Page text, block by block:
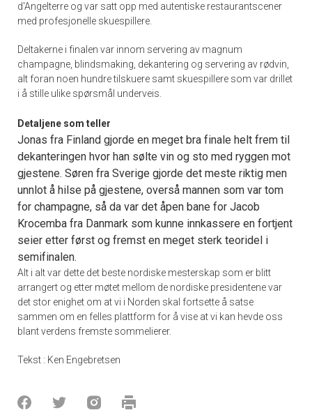
d'Angelterre og var satt opp med autentiske restaurantscener
med profesjonelle skuespillere.
Deltakerne i finalen var innom servering av magnum
champagne, blindsmaking, dekantering og servering av rødvin,
alt foran noen hundre tilskuere samt skuespillere som var drillet
i å stille ulike spørsmål underveis.
Detaljene som teller
Jonas fra Finland gjorde en meget bra finale helt frem til
dekanteringen hvor han sølte vin og sto med ryggen mot
gjestene. Søren fra Sverige gjorde det meste riktig men
unnlot å hilse på gjestene, overså mannen som var tom
for champagne, så da var det åpen bane for Jacob
Krocemba fra Danmark som kunne innkassere en fortjent
seier etter først og fremst en meget sterk teoridel i
semifinalen.
Alt i alt var dette det beste nordiske mesterskap som er blitt
arrangert og etter møtet mellom de nordiske presidentene var
det stor enighet om at vi i Norden skal fortsette å satse
sammen om en felles plattform for å vise at vi kan hevde oss
blant verdens fremste sommelierer.
Tekst : Ken Engebretsen